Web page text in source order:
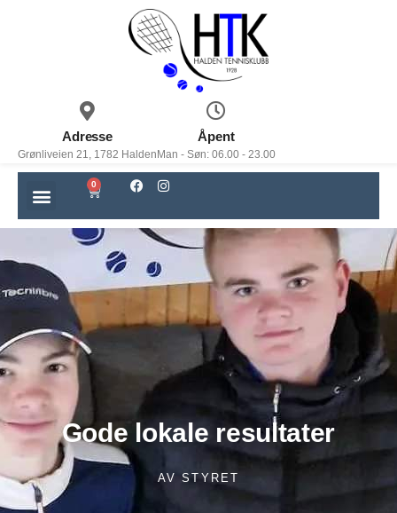
Adresse
Grønliveien 21, 1782 Halden
Åpent
Man - Søn: 06.00 - 23.00
0
Gode lokale resultater
AV STYRET